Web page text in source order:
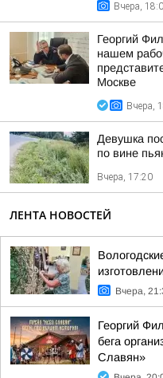
Вчера,
Георгий
нашем
Москве
Вчера,
Девушка
по вине
Вчера, 17:20
ЛЕНТА НОВОСТЕЙ
Вчера,
Георгий
бега
Славян»